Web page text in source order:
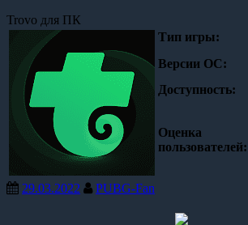
Trovo для ПК
Тип игры:
Версии OC:
Доступность:
Оценка
пользователей:
29.03.2022 PUBG-Fan